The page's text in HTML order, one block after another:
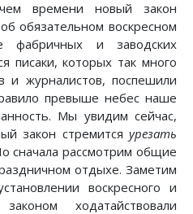
времени новый закон
обязательном воскресном
фабричных и заводских
писаки, которых так много
и журналистов, поспешили
превыше небес наше
Мы увидим сейчас,
закон стремится урезать
сначала рассмотрим общие
отдыхе. Заметим
воскресного и
ходатайствовали